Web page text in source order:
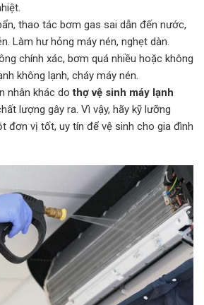
thao tác bơm gas sai dẫn đến nước,
Làm hư hỏng máy nén, nghẹt dàn.
chính xác, bơm quá nhiều hoặc không
không lạnh, cháy máy nén.
nhân khác dothợ vệ sinh máy lạnh
lượng gây ra. Vì vậy, hãy kỹ lưỡng
đơn vị tốt, uy tín để vệ sinh cho gia đình